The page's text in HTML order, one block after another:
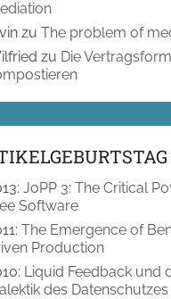
zuThe problem of
zu Die Vertragsform
:JoPP 3: The Critical
Software
:The Emergence of
Production
: Liquid Feedback und
des Datenschutzes